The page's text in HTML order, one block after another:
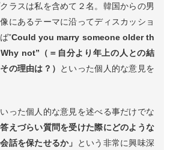
ラスは私を含めて２名。韓国からの男
にあるテーマに沿ってディスカッショ
”Could you marry someone older th
not”（＝自分より年上の人との結
の理由は？）
といった個人的な意見を
った個人的な意見を述べる事だけでな
答えづらい質問を受けた際にどのような
話を保たせるか」
という非常に興味深